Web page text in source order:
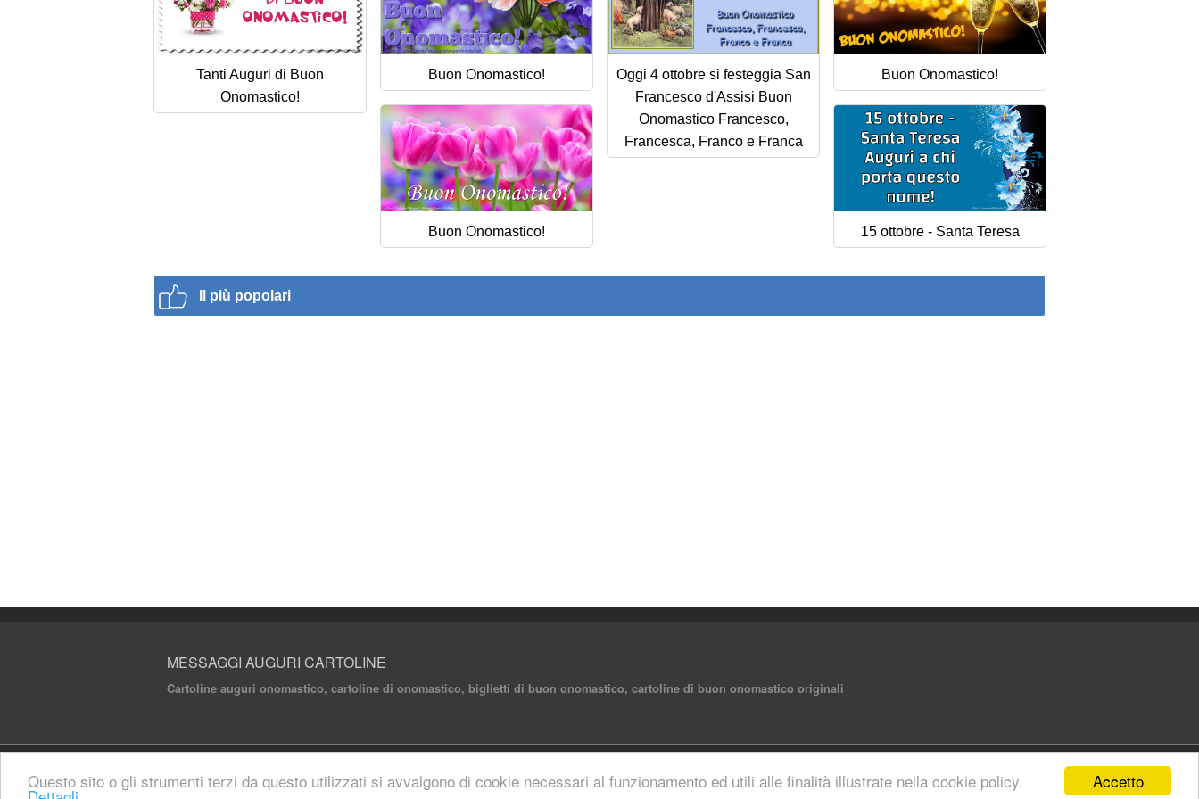
Accetto
Questo sito o gli strumenti terzi da questo utilizzati si avvalgono di cookie necessari al funzionamento ed utili alle finalità illustrate nella cookie policy.
Tanti Auguri di Buon
Onomastico!
Buon Onomastico!
Oggi 4 ottobre si festeggia San
Francesco d'Assisi Buon
Onomastico Francesco,
Francesca, Franco e Franca
Buon Onomastico!
Buon Onomastico! 15 ottobre - Santa Teresa
Il più popolari
MESSAGGI AUGURI CARTOLINE
Cartoline auguri onomastico, cartoline di onomastico, biglietti di buon onomastico, cartoline di buon onomastico originali